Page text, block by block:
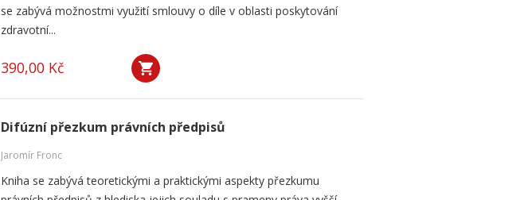
se zabývá možnostmi využití smlouvy o díle v oblasti poskytování
zdravotní...
390,00 Kč
Difúzní přezkum právních předpisů
Jaromír Fronc
Kniha se zabývá teoretickými a praktickými aspekty přezkumu